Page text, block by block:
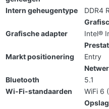
Intern geheugentype
DDR4
Grafische adapter
Intel®
Markt positionering
Entry
Bluetooth
5.1
Wi-Fi-standaarden
WiFi 6